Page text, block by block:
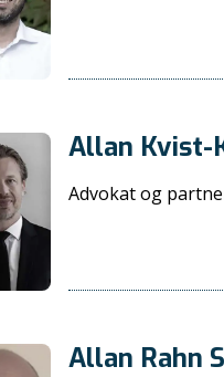
Allan Kvist-
Advokat og
Allan Rahn